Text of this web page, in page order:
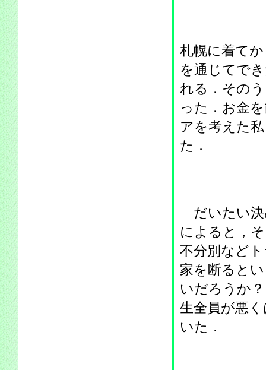
札幌に着て
を通じてで
れる．その
った．お金
アを考えた
た．
だいたい決
によると，
不分別など
家を断ると
いだろうか
生全員が悪
いた．